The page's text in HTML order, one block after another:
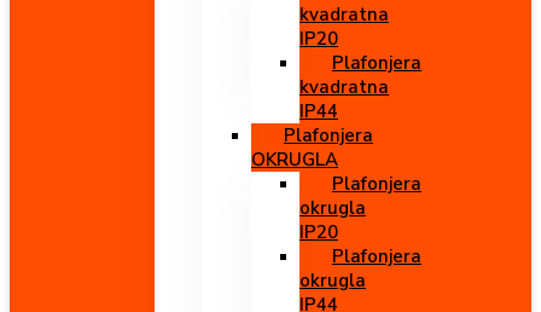
kvadratna
IP20
Plafonjera
kvadratna
IP44
Plafonjera
OKRUGLA
Plafonjera
okrugla
IP20
Plafonjera
okrugla
IP44